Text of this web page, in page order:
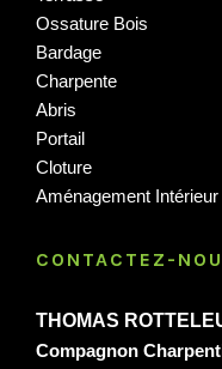
Ossature Bois
Bardage
Charpente
Abris
Portail
Cloture
Aménagement Intérieur
CONTACTEZ-
THOMAS
Compagnon